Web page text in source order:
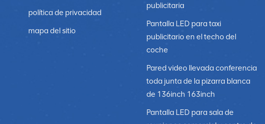
política de privacidad
mapa del sitio
publicitaria
Pantalla LED para taxi
publicitario en el techo del
coche
Pared video llevada conferencia
toda junta de la pizarra blanca
de 136inch 163inch
Pantalla LED para sala de